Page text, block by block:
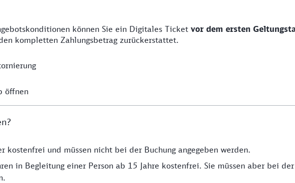
können Sie ein Digitales Ticket vor dem ersten
kompletten Zahlungsbetrag zurückerstattet.
öffnen
kostenfrei und müssen nicht bei der Buchung angegeben werden.
in Begleitung einer Person ab 15 Jahre kostenfrei. Sie müssen aber bei